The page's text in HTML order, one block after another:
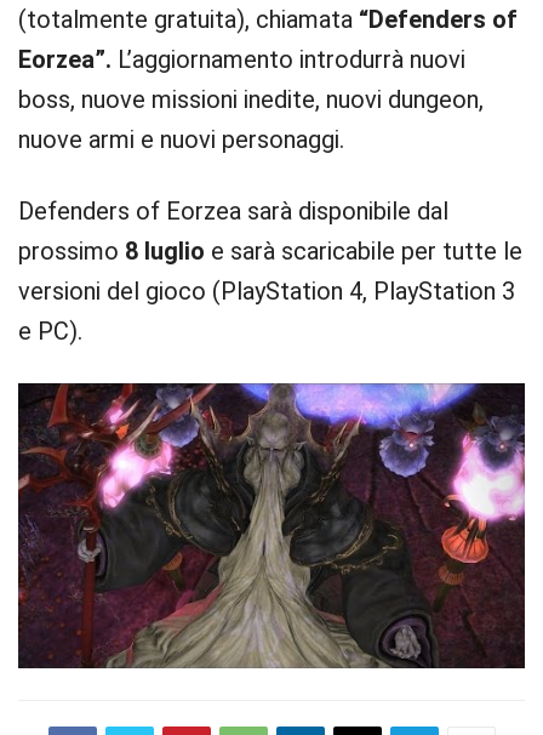
(totalmente gratuita), chiamata “Defenders of
Eorzea”. L’aggiornamento introdurrà nuovi
boss, nuove missioni inedite, nuovi dungeon,
nuove armi e nuovi personaggi.
Defenders of Eorzea sarà disponibile dal
prossimo 8 luglio e sarà scaricabile per tutte le
versioni del gioco (PlayStation 4, PlayStation 3
e PC).